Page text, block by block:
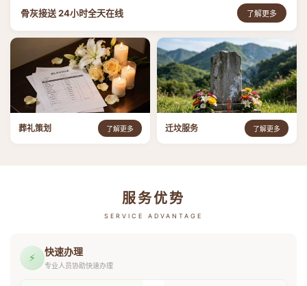
骨灰接送 24小时全天在线 了解更多
葬礼策划 了解更多 迁坟服务 了解更多
服务优势
SERVICE ADVANTAGE
⚡ 快速办理
专业人员协助快速办理